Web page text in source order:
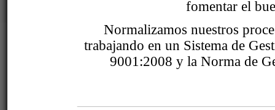
fomentar el
Normalizamos nuestros
trabajando en un Sistema de
9001:2008 y la Norma de